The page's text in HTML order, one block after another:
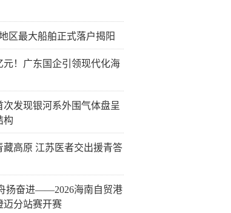
区最大船舶正式落户揭阳
元！广东国企引领现代化海
次发现银河系外围气体盘呈
构
藏高原 江苏医者交出援青答
扬奋进——2026海南自贸港
迈分站赛开赛